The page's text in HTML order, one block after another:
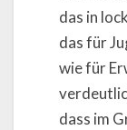
das in
das für
wie für
dass im